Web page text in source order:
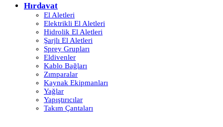
Hırdavat
El Aletleri
Elektrikli El Aletleri
Hidrolik El Aletleri
Şarjlı El Aletleri
Sprey Grupları
Eldivenler
Kablo Bağları
Zımparalar
Kaynak Ekipmanları
Yağlar
Yapıştırıcılar
Takım Çantaları